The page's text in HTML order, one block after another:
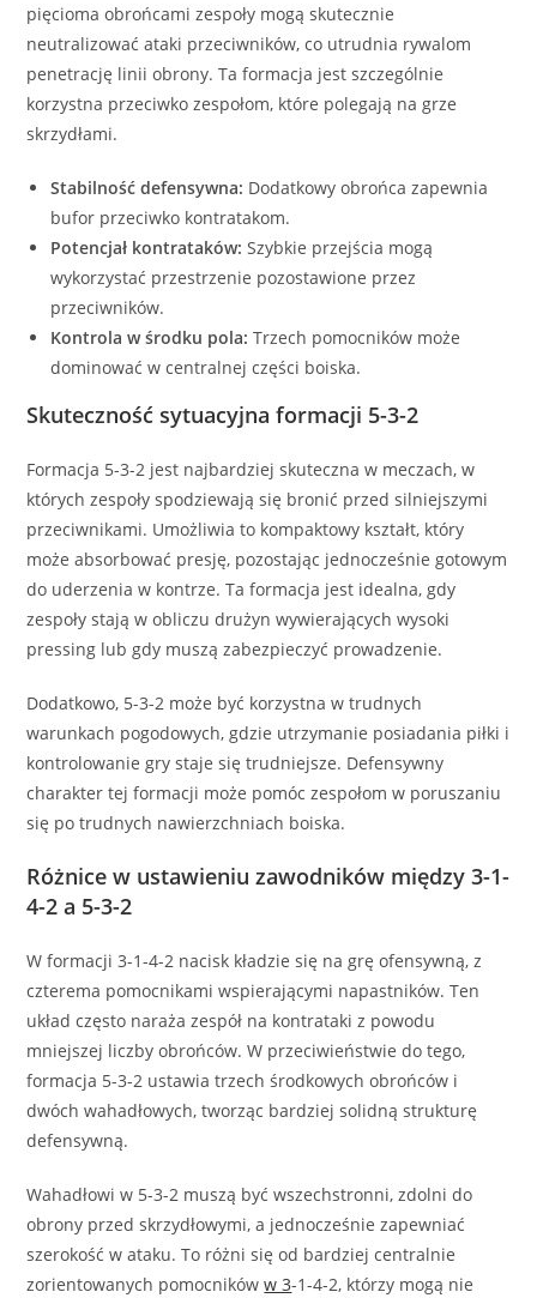
pięcioma obrońcami zespoły mogą skutecznie
neutralizować ataki przeciwników, co utrudnia rywalom
penetrację linii obrony. Ta formacja jest szczególnie
korzystna przeciwko zespołom, które polegają na grze
skrzydłami.
Stabilność defensywna: Dodatkowy obrońca zapewnia
bufor przeciwko kontratakom.
Potencjał kontrataków: Szybkie przejścia mogą
wykorzystać przestrzenie pozostawione przez
przeciwników.
Kontrola w środku pola: Trzech pomocników może
dominować w centralnej części boiska.
Skuteczność sytuacyjna formacji 5-3-2
Formacja 5-3-2 jest najbardziej skuteczna w meczach, w
których zespoły spodziewają się bronić przed silniejszymi
przeciwnikami. Umożliwia to kompaktowy kształt, który
może absorbować presję, pozostając jednocześnie gotowym
do uderzenia w kontrze. Ta formacja jest idealna, gdy
zespoły stają w obliczu drużyn wywierających wysoki
pressing lub gdy muszą zabezpieczyć prowadzenie.
Dodatkowo, 5-3-2 może być korzystna w trudnych
warunkach pogodowych, gdzie utrzymanie posiadania piłki i
kontrolowanie gry staje się trudniejsze. Defensywny
charakter tej formacji może pomóc zespołom w poruszaniu
się po trudnych nawierzchniach boiska.
Różnice w ustawieniu zawodników między 3-1-
4-2 a 5-3-2
W formacji 3-1-4-2 nacisk kładzie się na grę ofensywną, z
czterema pomocnikami wspierającymi napastników. Ten
układ często naraża zespół na kontrataki z powodu
mniejszej liczby obrońców. W przeciwieństwie do tego,
formacja 5-3-2 ustawia trzech środkowych obrońców i
dwóch wahadłowych, tworząc bardziej solidną strukturę
defensywną.
Wahadłowi w 5-3-2 muszą być wszechstronni, zdolni do
obrony przed skrzydłowymi, a jednocześnie zapewniać
szerokość w ataku. To różni się od bardziej centralnie
zorientowanych pomocnikóww 3-1-4-2, którzy mogą nie